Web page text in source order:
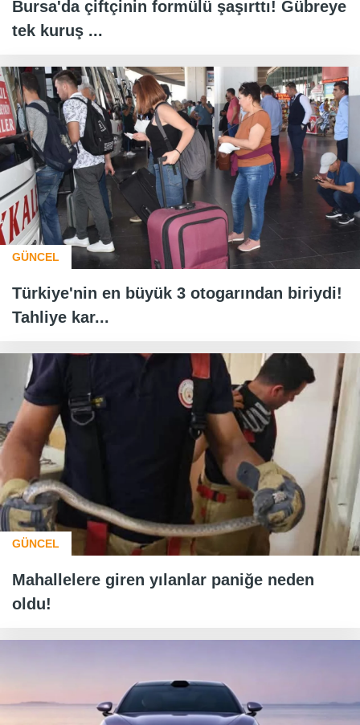
Bursa'da çiftçinin formülü şaşırttı! Gübreye
tek kuruş ...
GÜNCEL
Türkiye'nin en büyük 3 otogarından biriydi!
Tahliye kar...
GÜNCEL
Mahallelere giren yılanlar paniğe neden
oldu!